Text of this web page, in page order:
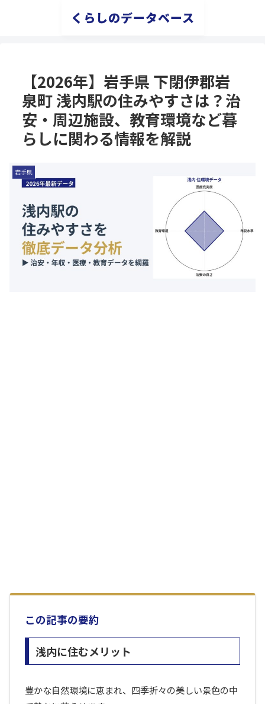
くらしのデータベース
【2026年】岩手県 下閉伊郡岩
泉町 浅内駅の住みやすさは？治
安・周辺施設、教育環境など暮
らしに関わる情報を解説
岩手県
この記事の要約
浅内に住むメリット
豊かな自然環境に恵まれ、四季折々の美しい景色の中